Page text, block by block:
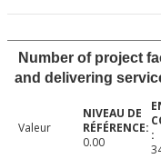
Number of project
and delivering
Valeur
0.00